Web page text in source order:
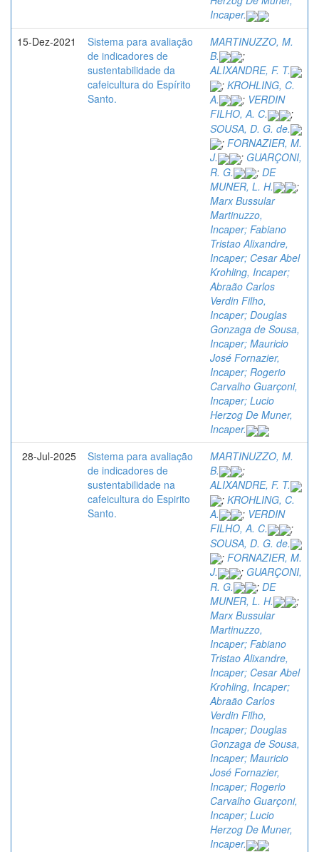
Incaper.
15-Dez-2021
Sistema para avaliação
de indicadores de
sustentabilidade da
cafeicultura do Espírito
Santo.
MARTINUZZO, M.
B.
;
ALIXANDRE, F. T.
; KROHLING, C.
A.
; VERDIN
FILHO, A. C.
;
SOUSA, D. G. de.
; FORNAZIER, M.
J.
; GUARÇONI,
R. G.
; DE
MUNER, L. H.
;
Marx Bussular
Martinuzzo,
Incaper; Fabiano
Tristao Alixandre,
Incaper; Cesar Abel
Krohling, Incaper;
Abraão Carlos
Verdin Filho,
Incaper; Douglas
Gonzaga de Sousa,
Incaper; Mauricio
José Fornazier,
Incaper; Rogerio
Carvalho Guarçoni,
Incaper; Lucio
Herzog De Muner,
Incaper.
28-Jul-2025
Sistema para avaliação
de indicadores de
sustentabilidade na
cafeicultura do Espirito
Santo.
MARTINUZZO, M.
B.
;
ALIXANDRE, F. T.
; KROHLING, C.
A.
; VERDIN
FILHO, A. C.
;
SOUSA, D. G. de.
; FORNAZIER, M.
J.
; GUARÇONI,
R. G.
; DE
MUNER, L. H.
;
Marx Bussular
Martinuzzo,
Incaper; Fabiano
Tristao Alixandre,
Incaper; Cesar Abel
Krohling, Incaper;
Abraão Carlos
Verdin Filho,
Incaper; Douglas
Gonzaga de Sousa,
Incaper; Mauricio
José Fornazier,
Incaper; Rogerio
Carvalho Guarçoni,
Incaper; Lucio
Herzog De Muner,
Incaper.